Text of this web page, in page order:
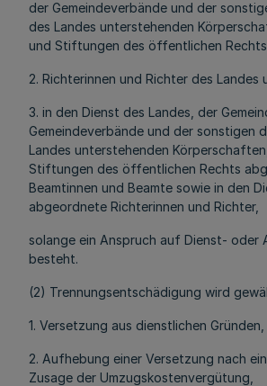
der Gemeindeverbände und der
des Landes unterstehenden
und Stiftungen des öffentlichen Rechts,
2. Richterinnen und Richter des Landes
3. in den Dienst des Landes, der
Gemeindeverbände und der sonstigen
Landes unterstehenden
Stiftungen des öffentlichen Rechts
Beamtinnen und Beamte sowie in den
abgeordnete Richterinnen und Richter,
solange ein Anspruch auf Dienst- oder
besteht.
(2) Trennungsentschädigung wird
1. Versetzung aus dienstlichen Gründen,
2. Aufhebung einer Versetzung nach
Zusage der Umzugskostenvergütung,